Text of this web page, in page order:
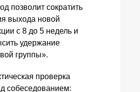
позволит сократить
выхода новой
с 8 до 5 недель и
удержание
группы».
проверка
собеседованием: